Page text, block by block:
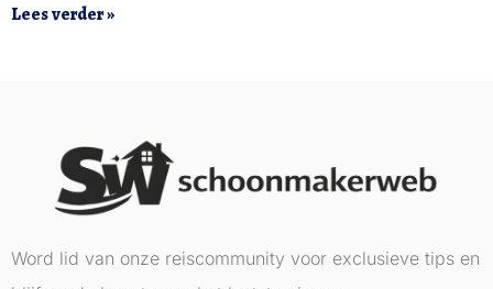
Lees verder »
Word lid van onze reiscommunity voor exclusieve tips en